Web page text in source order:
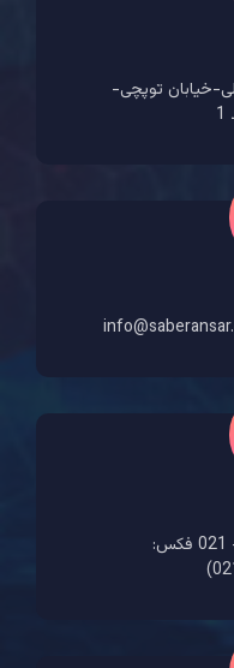
خیابان توپچی-
تلفن: 50_88544446- 021 فکس: